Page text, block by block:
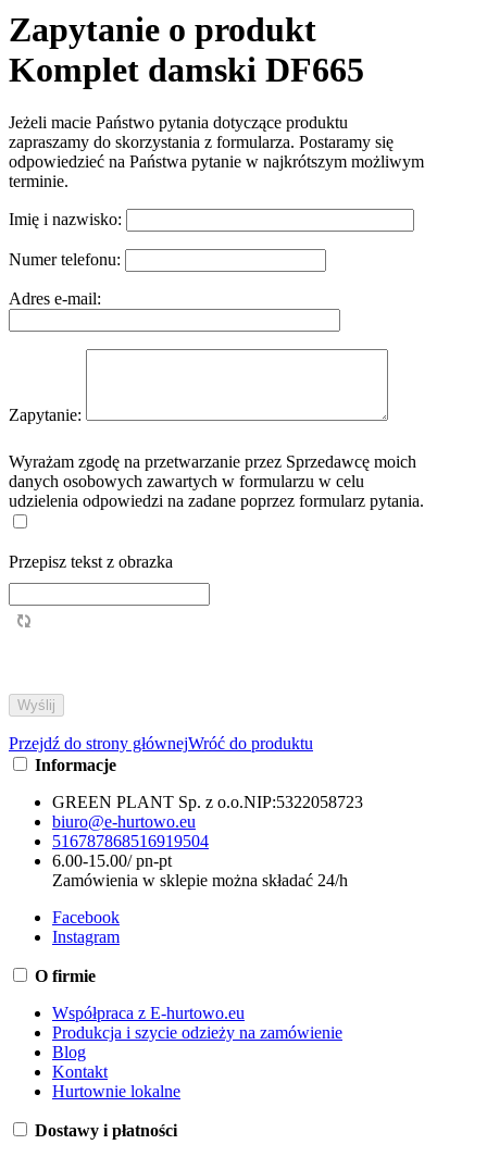
Zapytanie o produkt
Komplet damski DF665
Jeżeli macie Państwo pytania dotyczące produktu
zapraszamy do skorzystania z formularza. Postaramy się
odpowiedzieć na Państwa pytanie w najkrótszym możliwym
terminie.
Imię i nazwisko:
Numer telefonu:
Adres e-mail:
Zapytanie:
Wyrażam zgodę na przetwarzanie przez Sprzedawcę moich
danych osobowych zawartych w formularzu w celu
udzielenia odpowiedzi na zadane poprzez formularz pytania.
Przepisz tekst z obrazka
Przejdź do strony głównejWróć do produktu
Informacje
GREEN PLANT Sp. z o.o.NIP:5322058723
biuro@e-hurtowo.eu
516787868516919504
6.00-15.00/ pn-pt
Zamówienia w sklepie można składać 24/h
Facebook
Instagram
O firmie
Współpraca z E-hurtowo.eu
Produkcja i szycie odzieży na zamówienie
Blog
Kontakt
Hurtownie lokalne
Dostawy i płatności